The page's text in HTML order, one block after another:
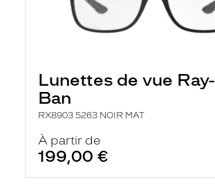
Lunettes de vue Ray-
Ban
RX8903 5263 NOIR MAT
À partir de
199,00 €